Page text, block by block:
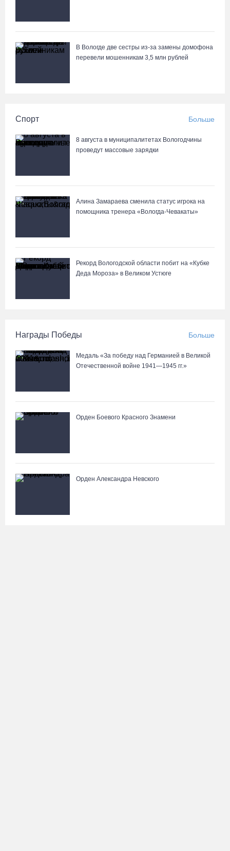
В Вологде две сестры из-за замены домофона
перевели мошенникам 3,5 млн рублей
Спорт Больше
8 августа в муниципалитетах Вологодчины
проведут массовые зарядки
Алина Замараева сменила статус игрока на
помощника тренера «Вологда-Чевакаты»
Рекорд Вологодской области побит на «Кубке
Деда Мороза» в Великом Устюге
Награды Победы Больше
Медаль «За победу над Германией в Великой
Отечественной войне 1941—1945 гг.»
Орден Боевого Красного Знамени
Орден Александра Невского